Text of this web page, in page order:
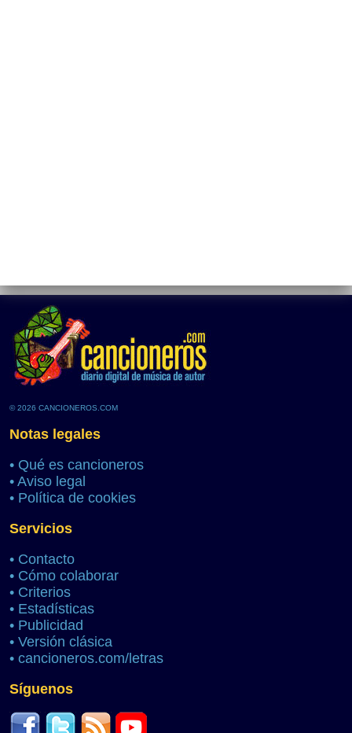
© 2026 CANCIONEROS.COM
Notas legales
• Qué es cancioneros
• Aviso legal
• Política de cookies
Servicios
• Contacto
• Cómo colaborar
• Criterios
• Estadísticas
• Publicidad
• Versión clásica
• cancioneros.com/letras
Síguenos